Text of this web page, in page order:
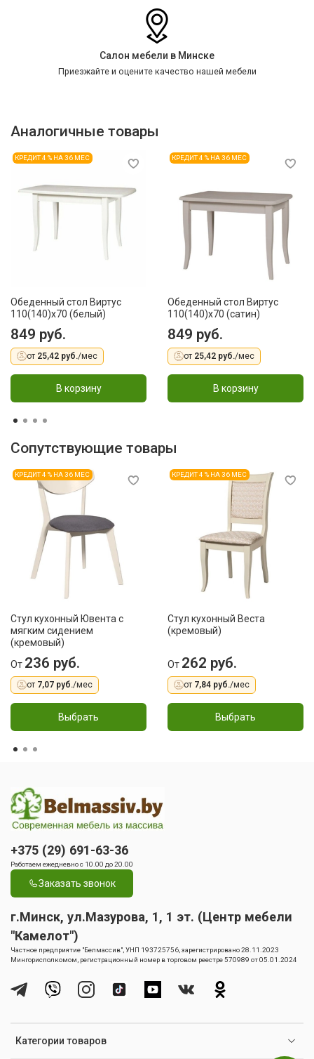
Салон мебели в Минске
Приезжайте и оцените качество нашей мебели
Аналогичные товары
КРЕДИТ 4 % НА 36 МЕС
Обеденный стол Виртус
110(140)x70 (белый)
849 руб.
от 25,42 руб./мес
В корзину
КРЕДИТ 4 % НА 36 МЕС
Обеденный стол Виртус
110(140)x70 (сатин)
849 руб.
от 25,42 руб./мес
В корзину
Сопутствующие товары
КРЕДИТ 4 % НА 36 МЕС
Стул кухонный Ювента с
мягким сидением
(кремовый)
От 236 руб.
от 7,07 руб./мес
Выбрать
КРЕДИТ 4 % НА 36 МЕС
Стул кухонный Веста
(кремовый)
От 262 руб.
от 7,84 руб./мес
Выбрать
Категории товаров
+375 (29) 691-63-36
Работаем ежедневно с 10.00 до 20.00
Заказать звонок
г.Минск, ул.Мазурова, 1, 1 эт. (Центр мебели
"Камелот")
Частное предприятие "Белмассив", УНП 193725756, зарегистрировано 28.11.2023
Мингорисполкомом, регистрационный номер в торговом реестре 570989 от 05.01.2024